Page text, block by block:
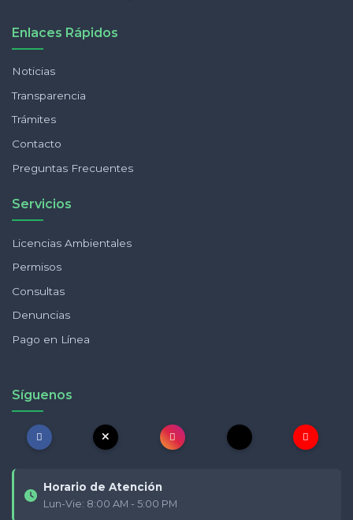
Enlaces Rápidos
Noticias
Transparencia
Trámites
Contacto
Preguntas Frecuentes
Servicios
Licencias Ambientales
Permisos
Consultas
Denuncias
Pago en Línea
Síguenos
Horario de Atención
Lun-Vie: 8:00 AM - 5:00 PM